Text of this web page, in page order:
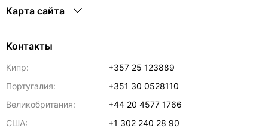
Карта сайта
Контакты
Кипр:
+357 25 123889
Португалия:
+351 30 0528110
Великобритания:
+44 20 4577 1766
США:
+1 302 240 28 90